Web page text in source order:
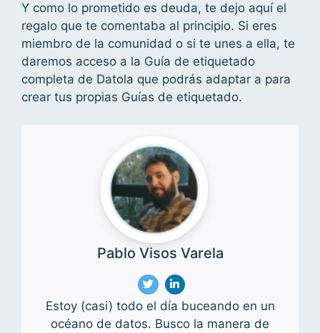
Y como lo prometido es deuda, te dejo aquí el
regalo que te comentaba al principio. Si eres
miembro de la comunidad o si te unes a ella, te
daremos acceso a la Guía de etiquetado
completa de Datola que podrás adaptar a para
crear tus propias Guías de etiquetado.
Pablo Visos Varela
Estoy (casi) todo el día buceando en un
océano de datos. Busco la manera de